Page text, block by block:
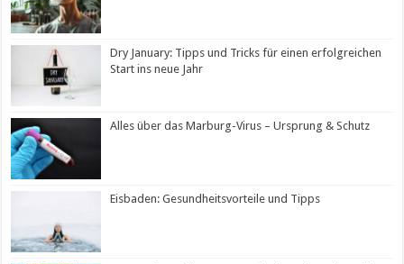
Dry January: Tipps und Tricks für einen erfolgreichen
Start ins neue Jahr
Alles über das Marburg-Virus – Ursprung & Schutz
Eisbaden: Gesundheitsvorteile und Tipps